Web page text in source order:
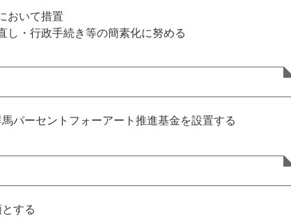
おいて措置
し・行政手続き等の簡素化に努める
パーセントフォーアート推進基金を設置する
する